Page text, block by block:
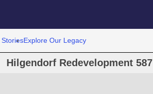
Explore Our Legacy
Hilgendorf Redevelopment 587